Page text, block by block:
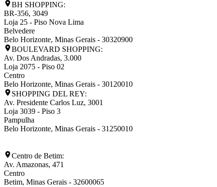
BH SHOPPING:
BR-356, 3049
Loja 25 - Piso Nova Lima
Belvedere
Belo Horizonte, Minas Gerais - 30320900
BOULEVARD SHOPPING:
Av. Dos Andradas, 3.000
Loja 2075 - Piso 02
Centro
Belo Horizonte, Minas Gerais - 30120010
SHOPPING DEL REY:
Av. Presidente Carlos Luz, 3001
Loja 3039 - Piso 3
Pampulha
Belo Horizonte, Minas Gerais - 31250010
Centro de Betim:
Av. Amazonas, 471
Centro
Betim, Minas Gerais - 32600065